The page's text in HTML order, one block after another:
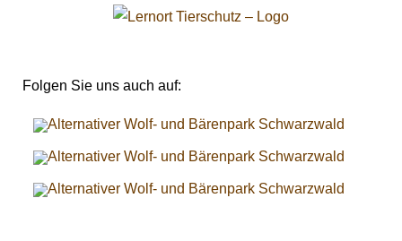
Folgen Sie uns auch auf: